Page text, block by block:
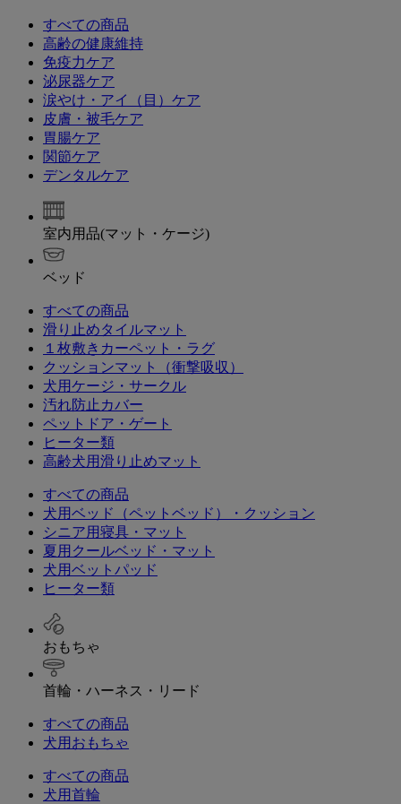
すべての商品
高齢の健康維持
免疫力ケア
泌尿器ケア
涙やけ・アイ（目）ケア
皮膚・被毛ケア
胃腸ケア
関節ケア
デンタルケア
室内用品(マット・ケージ)
ベッド
すべての商品
滑り止めタイルマット
１枚敷きカーペット・ラグ
クッションマット（衝撃吸収）
犬用ケージ・サークル
汚れ防止カバー
ペットドア・ゲート
ヒーター類
高齢犬用滑り止めマット
すべての商品
犬用ベッド（ペットベッド）・クッション
シニア用寝具・マット
夏用クールベッド・マット
犬用ベットパッド
ヒーター類
おもちゃ
首輪・ハーネス・リード
すべての商品
犬用おもちゃ
すべての商品
犬用首輪